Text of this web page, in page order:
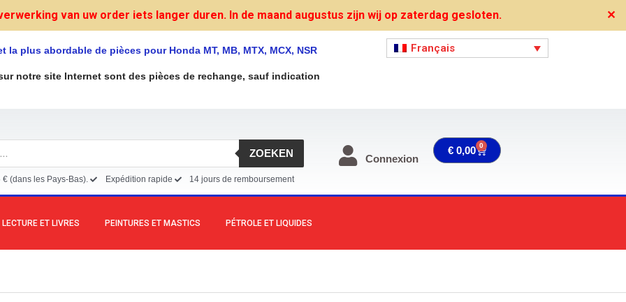
van uw order iets langer duren. In de maand augustus zijn wij op zaterdag gesloten. ✕
la plus abordable de pièces pour Honda MT, MB, MTX, MCX, NSR
notre site Internet sont des pièces de rechange, sauf indication
Français
ZOEKEN
(dans les Pays-Bas). Expédition rapide 14 jours de remboursement
Connexion
€ 0,00 0 Panier
LECTURE ET LIVRES PEINTURES ET MASTICS PÉTROLE ET LIQUIDES